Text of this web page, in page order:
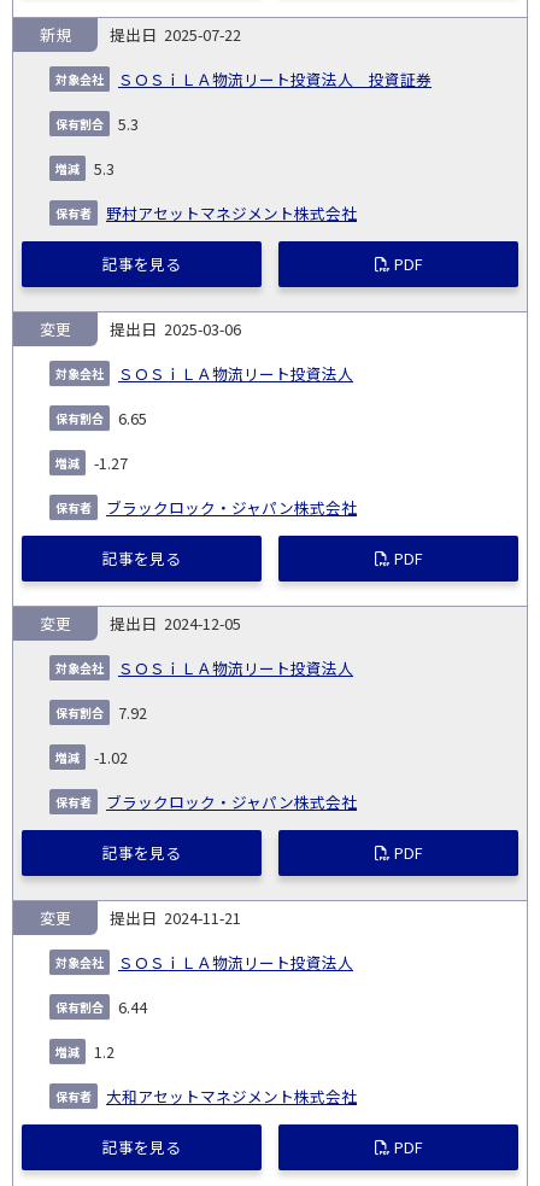
2025-07-22
ＳＯＳｉＬＡ物流リート投資法人 投資証券
新規
5.3
5.3
野村アセットマネジメント株式会社
記事を見る PDF
2025-03-06
ＳＯＳｉＬＡ物流リート投資法人
変更
6.65
-1.27
ブラックロック・ジャパン株式会社
記事を見る PDF
2024-12-05
ＳＯＳｉＬＡ物流リート投資法人
変更
7.92
-1.02
ブラックロック・ジャパン株式会社
記事を見る PDF
2024-11-21
ＳＯＳｉＬＡ物流リート投資法人
変更
6.44
1.2
大和アセットマネジメント株式会社
記事を見る PDF